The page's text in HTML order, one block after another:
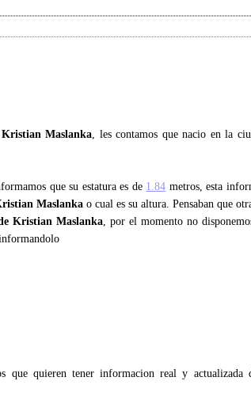
Kristian Maslanka, les contamos que nacio en la
que su estatura es de 1.84 metros, esta
Maslanka o cual es su altura. Pensaban que
Kristian Maslanka, por el momento no
que quieren tener informacion real y actualizada